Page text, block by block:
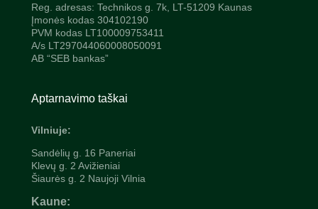
Reg. adresas: Technikos g. 7k, LT-51209 Kaunas
Įmonės kodas 304102190
PVM kodas LT100009753411
A/s LT297044060008050091
AB “SEB bankas”
Aptarnavimo taškai
Vilniuje:
Sandėlių g. 16 Paneriai
Klevų g. 2 Avižieniai
Šiaurės g. 2 Naujoji Vilnia
Kaune: